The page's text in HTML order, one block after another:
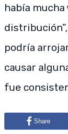
había
podría
causar
fue
Share